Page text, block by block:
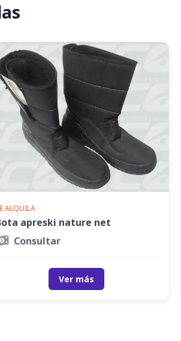
ALQUILA
apreski nature net
Consultar
Ver más